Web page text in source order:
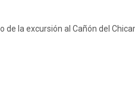
de la excursión al Cañón del